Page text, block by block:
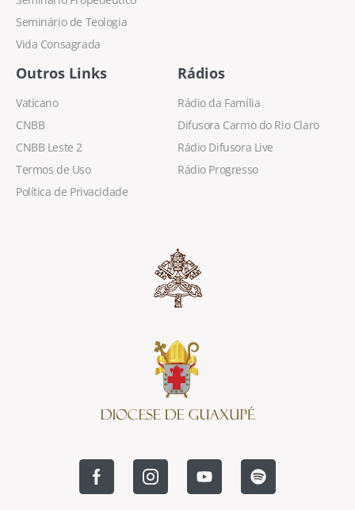
Seminário de Teologia
Vida Consagrada
Outros Links
Vaticano
CNBB
CNBB Leste 2
Termos de Uso
Política de Privacidade
Rádios
Rádio da Família
Difusora Carmo do Rio Claro
Rádio Difusora Live
Rádio Progresso